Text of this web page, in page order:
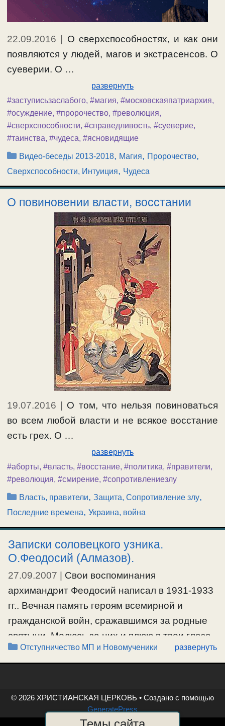
22.09.2016
О сверхспособностях, и как они
появляются у людей, магов и экстрасенсов. О
суеверии. О …
развернуть
#заступисьзаслабого, #магия, #московскаяпатриархия,
#осуждение, #пророчество, #революция,
#сверхспособности, #справедливость, #суеверие,
#таинства, #чудеса, #ясновидящие
Рубрики
Видео-беседы 2013-2018, Магия, Пророчество,
Сверхспособности, Интуиция, Чудеса
О повиновении власти, восстании
19.07.2016
О том, что нельзя повиноваться
во всем любой власти и не всякое восстание
есть грех. О …
развернуть
#аборты, #власть, #восстание, #политика, #правители,
#революция, #смирение, #сопротивлениезлу
Рубрики
Власть, правители,Защита, Сопротивление злу,
Последние времена, Украина, война
Записки соловецкого узника.
О.Феодосий (Алмазов).
27.09.2007
Свои воспоминания
архимандрит Феодосий написал в 1931-1933
гг.. Вечная память героям всемирной и
гражданской войн, сражавшимся за родные
святыни. Молюсь за них и плюю в твои глаза,
подлая Совдепия.
Рубрики
Отступничество МП и Новомученики развернуть
© 2026 ХРИСТИАНСКАЯ ЦЕРКОВЬ • Создано с помощью
GeneratePress